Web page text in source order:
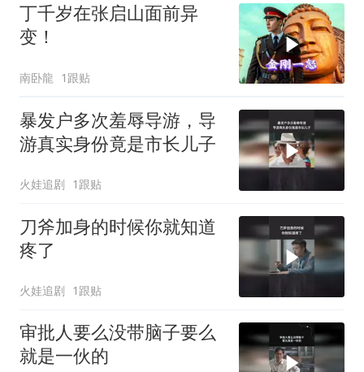
丁千岁在张启山面前异
变！
南卧龍 1跟贴
暴发户多次羞辱导游，导
游真实身份竟是市长儿子
火娃追剧 1跟贴
刀斧加身的时候你就知道
疼了
火娃追剧 1跟贴
审批人要么没带脑子要么
就是一伙的